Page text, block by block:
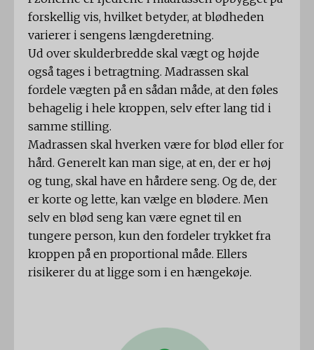
forskellig vis, hvilket betyder, at blødheden
varierer i sengens længderetning.
Ud over skulderbredde skal vægt og højde
også tages i betragtning. Madrassen skal
fordele vægten på en sådan måde, at den føles
behagelig i hele kroppen, selv efter lang tid i
samme stilling.
Madrassen skal hverken være for blød eller for
hård. Generelt kan man sige, at en, der er høj
og tung, skal have en hårdere seng. Og de, der
er korte og lette, kan vælge en blødere. Men
selv en blød seng kan være egnet til en
tungere person, kun den fordeler trykket fra
kroppen på en proportional måde. Ellers
risikerer du at ligge som i en hængekøje.